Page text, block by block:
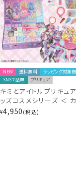
NEW 送料無料
ラッピング対象
SNSで話題
プリキュア
キミとアイドルプリキュ
ッズコスメシリーズ ＜
ダウン サプライズコスメ
¥4,950 税込